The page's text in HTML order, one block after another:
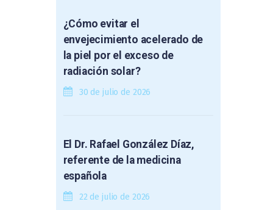
¿Cómo evitar el
envejecimiento acelerado de
la piel por el exceso de
radiación solar?
30 de julio de 2026
El Dr. Rafael González Díaz,
referente de la medicina
española
22 de julio de 2026